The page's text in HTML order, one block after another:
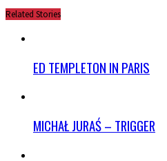
Related Stories
ED TEMPLETON IN PARIS
MICHAŁ JURAŚ – TRIGGER